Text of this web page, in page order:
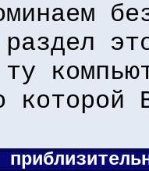
которой